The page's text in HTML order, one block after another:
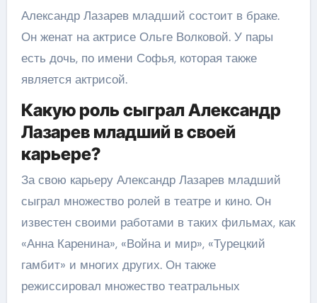
Александр Лазарев младший состоит в браке.
Он женат на актрисе Ольге Волковой. У пары
есть дочь, по имени Софья, которая также
является актрисой.
Какую роль сыграл Александр
Лазарев младший в своей
карьере?
За свою карьеру Александр Лазарев младший
сыграл множество ролей в театре и кино. Он
известен своими работами в таких фильмах, как
«Анна Каренина», «Война и мир», «Турецкий
гамбит» и многих других. Он также
режиссировал множество театральных